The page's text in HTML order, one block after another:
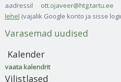
aadressil ott.ojaveer@htg.tartu.ee
lehel (vajalik Google konto ja sisse
Varasemad uudised
Kalender
vaata kalendrit
Vilistlased